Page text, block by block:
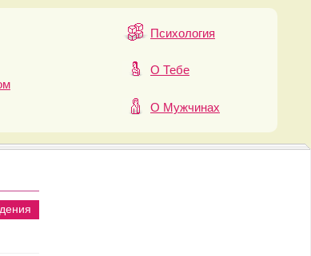
Психология
О Тебе
О Мужчинах